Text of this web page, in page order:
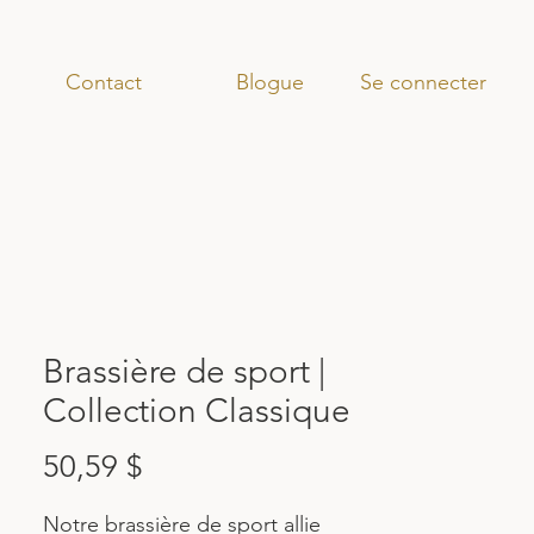
Contact Blogue Se connecter
Brassière de sport |
Collection Classique
50,59 $
Notre brassière de sport allie